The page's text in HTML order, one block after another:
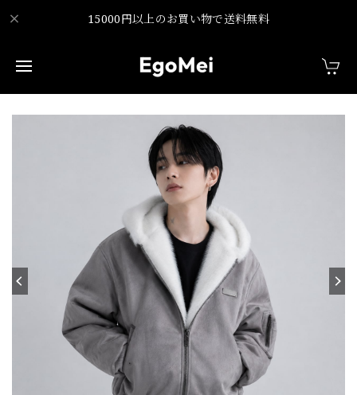
15000円以上のお買い物で送料無料